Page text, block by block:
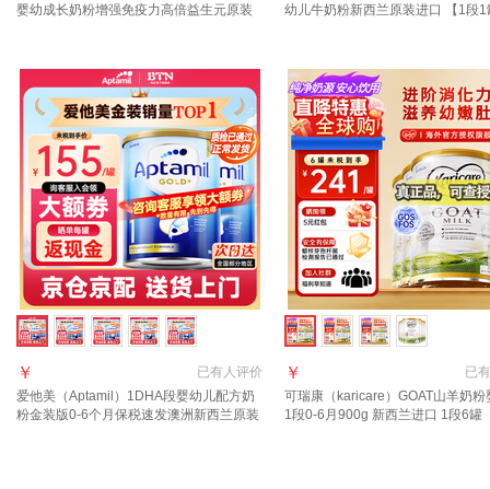
婴幼成长奶粉增强免疫力高倍益生元原装
幼儿牛奶粉新西兰原装进口 【1段1
已有人评价
￥
爱他美（Aptamil）1DHA段婴幼儿配方奶
粉金装版0-6个月保税速发澳洲新西兰原装
已有
￥
可瑞康（karicare）GOAT山羊奶粉
1段0-6月900g 新西兰进口 1段6罐